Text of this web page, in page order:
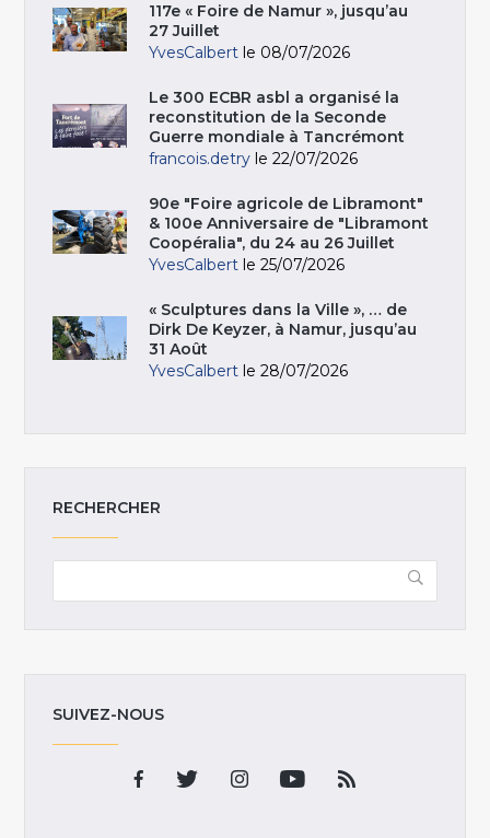
117e « Foire de Namur », jusqu’au
27 Juillet
YvesCalbert le 08/07/2026
Le 300 ECBR asbl a organisé la
reconstitution de la Seconde
Guerre mondiale à Tancrémont
francois.detry le 22/07/2026
90e "Foire agricole de Libramont"
& 100e Anniversaire de "Libramont
Coopéralia", du 24 au 26 Juillet
YvesCalbert le 25/07/2026
« Sculptures dans la Ville », … de
Dirk De Keyzer, à Namur, jusqu’au
31 Août
YvesCalbert le 28/07/2026
RECHERCHER
SUIVEZ-NOUS